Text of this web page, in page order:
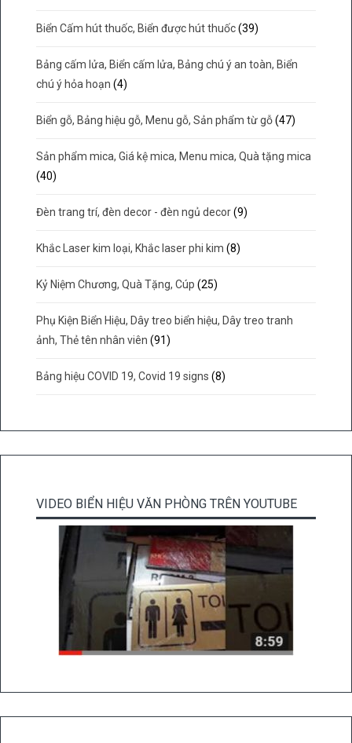
Biển Cấm hút thuốc, Biển được hút thuốc (39)
Bảng cấm lửa, Biển cấm lửa, Bảng chú ý an toàn, Biển
chú ý hỏa hoạn (4)
Biển gỗ, Bảng hiệu gỗ, Menu gỗ, Sản phẩm từ gỗ (47)
Sản phẩm mica, Giá kệ mica, Menu mica, Quà tặng mica
(40)
Đèn trang trí, đèn decor - đèn ngủ decor (9)
Khắc Laser kim loại, Khắc laser phi kim (8)
Kỷ Niệm Chương, Quà Tặng, Cúp (25)
Phụ Kiện Biển Hiệu, Dây treo biển hiệu, Dây treo tranh
ảnh, Thẻ tên nhân viên (91)
Bảng hiệu COVID 19, Covid 19 signs (8)
VIDEO BIỂN HIỆU VĂN PHÒNG TRÊN YOUTUBE